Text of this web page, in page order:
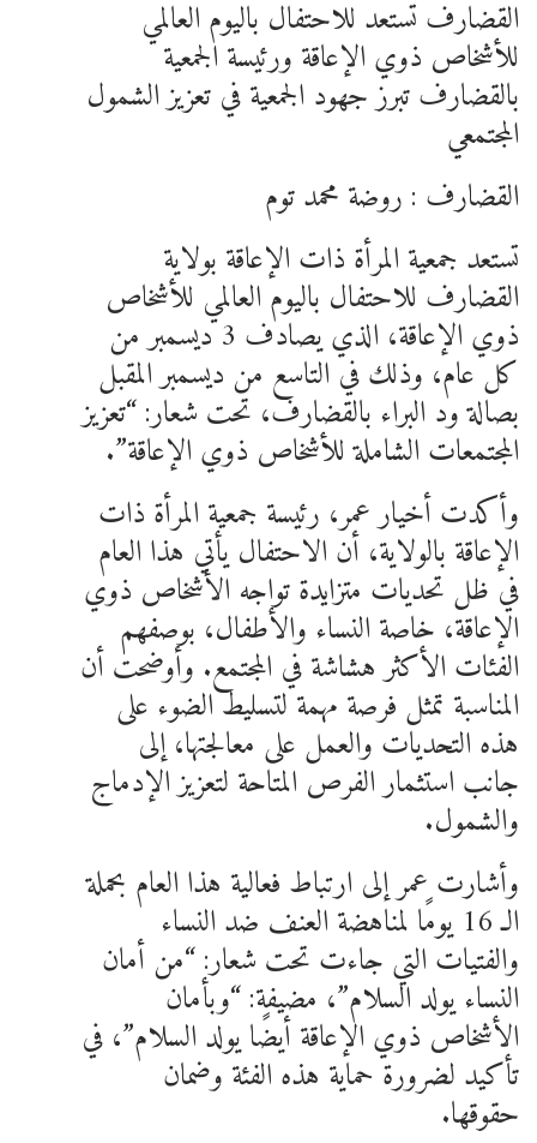
القضارف تستعد للاحتفال باليوم العالمي
للأشخاص ذوي الإعاقة ورئيسة الجمعية
بالقضارف تبرز جهود الجمعية في تعزيز الشمول
المجتمعي
القضارف : روضة محمد توم
تستعد جمعية المرأة ذات الإعاقة بولاية
القضارف للاحتفال باليوم العالمي للأشخاص
ذوي الإعاقة، الذي يصادف 3 ديسمبر من
كل عام، وذلك في التاسع من ديسمبر المقبل
بصالة ود البراء بالقضارف، تحت شعار: “تعزيز
المجتمعات الشاملة للأشخاص ذوي الإعاقة”.
وأكدت أخيار عمر، رئيسة جمعية المرأة ذات
الإعاقة بالولاية، أن الاحتفال يأتي هذا العام
في ظل تحديات متزايدة تواجه الأشخاص ذوي
الإعاقة، خاصة النساء والأطفال، بوصفهم
الفئات الأكثر هشاشة في المجتمع. وأوضحت أن
المناسبة تمثل فرصة مهمة لتسليط الضوء على
هذه التحديات والعمل على معالجتها، إلى
جانب استثمار الفرص المتاحة لتعزيز الإدماج
والشمول.
وأشارت عمر إلى ارتباط فعالية هذا العام بحملة
الـ 16 يومًا لمناهضة العنف ضد النساء
والفتيات التي جاءت تحت شعار: “من أمان
النساء يولد السلام”، مضيفة: “وبأمان
الأشخاص ذوي الإعاقة أيضًا يولد السلام”، في
تأكيد لضرورة حماية هذه الفئة وضمان
حقوقها.